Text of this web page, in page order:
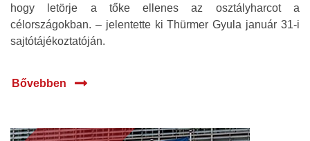
hogy letörje a tőke ellenes az osztályharcot a
célországokban. – jelentette ki Thürmer Gyula január 31-i
sajtótájékoztatóján.
Bővebben